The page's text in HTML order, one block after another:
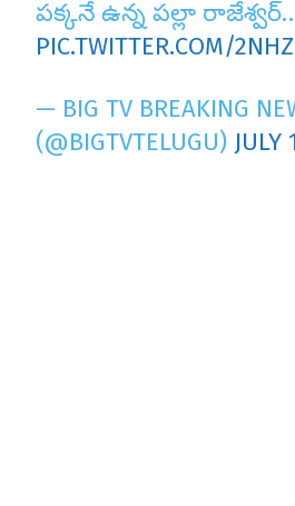
పక్కనే ఉన్న పల్లా
PIC.TWITTER.COM/
— BIG TV BREAKING
(@BIGTVTELUGU) JULY